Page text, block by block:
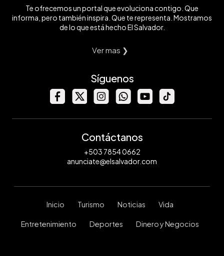
Te ofrecemos un portal que evoluciona contigo. Que
informa, pero también inspira. Que te representa. Mostramos
de lo que está hecho El Salvador.
Ver mas ❯
Síguenos
Contáctanos
+503 7854 0662
anunciate@elsalvador.com
Inicio Turismo Noticias Vida
Entretenimiento Deportes Dinero y Negocios